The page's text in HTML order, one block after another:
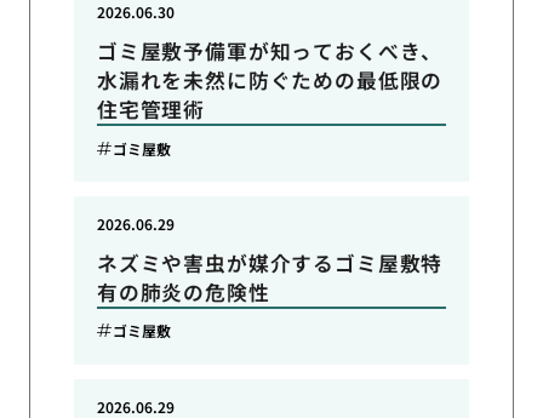
ゴミ屋敷予備軍が知っておくべき、
水漏れを未然に防ぐための最低限の
住宅管理術
2026.06.30
ゴミ屋敷
ネズミや害虫が媒介するゴミ屋敷特
有の肺炎の危険性
2026.06.29
ゴミ屋敷
2026.06.29